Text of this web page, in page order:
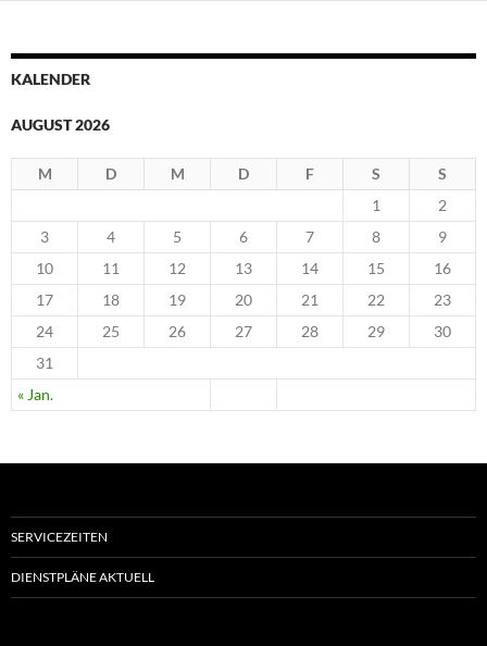
KALENDER
AUGUST 2026
M D M D F S S
« Jan.
1
2
3
4 5 6 7 8
9
10
11 12 13 14 15
16
17
18 19 20 21 22
23
24
25 26 27 28 29
30
31
SERVICEZEITEN
DIENSTPLÄNE AKTUELL